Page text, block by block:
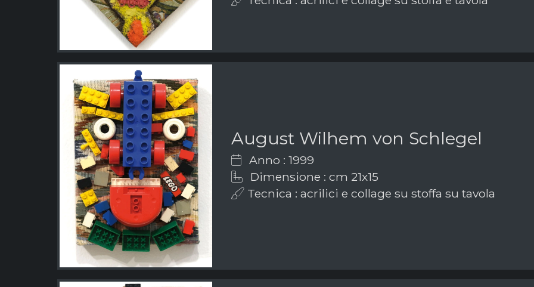
August Wilhem von Schlegel
Anno : 1999
Dimensione : cm 21x15
Tecnica : acrilici e collage su stoffa su tavola